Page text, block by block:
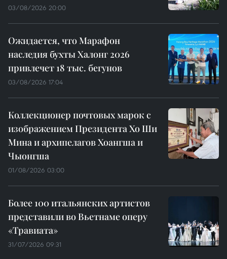
03/08/2026 20:00
Ожидается, что Марафон
наследия бухты Халонг 2026
привлечет 18 тыс. бегунов
03/08/2026 17:04
Коллекционер почтовых марок с
изображением Президента Хо Ши
Мина и архипелагов Хоангша и
Чыонгша
01/08/2026 03:00
Более 100 итальянских артистов
представили во Вьетнаме оперу
«Травиата»
31/07/2026 09:31